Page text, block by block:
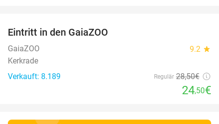
Eintritt in den GaiaZOO
GaiaZOO 9.2 star
Kerkrade
Verkauft: 8.189
Regulär 28,50€
24,50€